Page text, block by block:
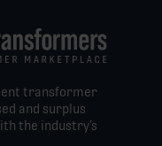
transformer
and surplus
the industry’s